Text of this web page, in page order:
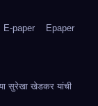
E-paper Epaper
सुरेखा खेडकर यांची